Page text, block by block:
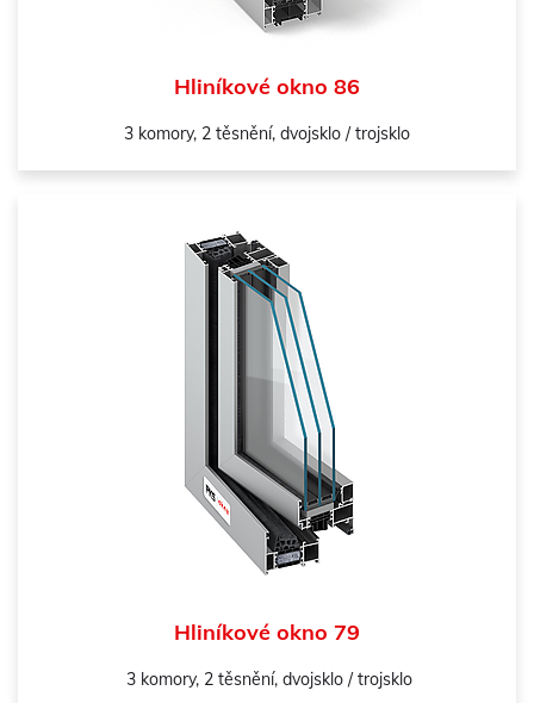
Hliníkové okno 86
3 komory, 2 těsnění, dvojsklo / trojsklo
Hliníkové okno 79
3 komory, 2 těsnění, dvojsklo / trojsklo